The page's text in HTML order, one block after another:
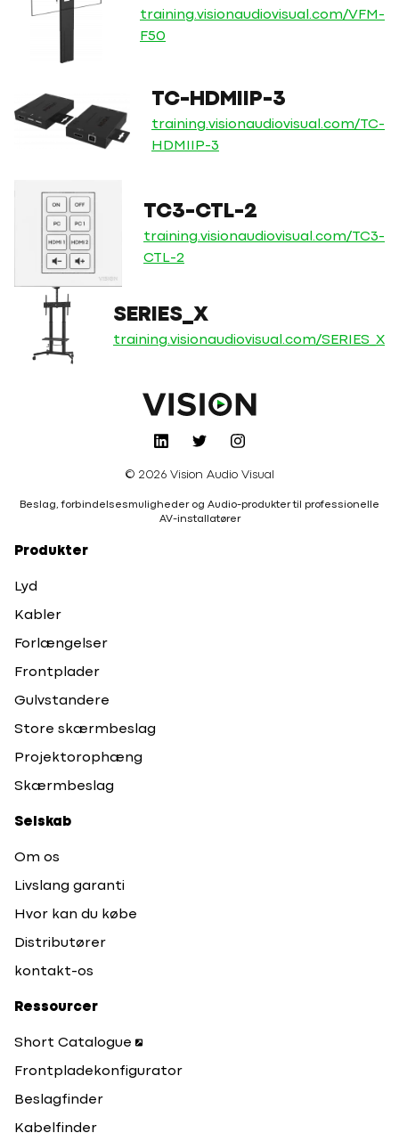
training.visionaudiovisual.com/VFM-
F50
TC-HDMIIP-3
training.visionaudiovisual.com/TC-
HDMIIP-3
TC3-CTL-2
training.visionaudiovisual.com/TC3-
CTL-2
SERIES_X
training.visionaudiovisual.com/SERIES_X
© 2026 Vision Audio Visual
Beslag, forbindelsesmuligheder og Audio-produkter til professionelle
AV-installatører
Produkter
Lyd
Kabler
Forlængelser
Frontplader
Gulvstandere
Store skærmbeslag
Projektorophæng
Skærmbeslag
Selskab
Om os
Livslang garanti
Hvor kan du købe
Distributører
kontakt-os
Ressourcer
Short Catalogue
Frontpladekonfigurator
Beslagfinder
Kabelfinder